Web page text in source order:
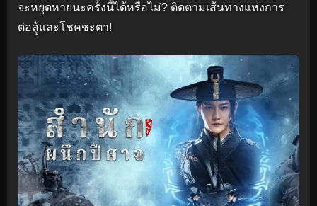
จะหยุดหายนะครั้งนี้ได้หรือไม่? ติดตามเส้นทางแห่งการ
ต่อสู้และโชคชะตา!